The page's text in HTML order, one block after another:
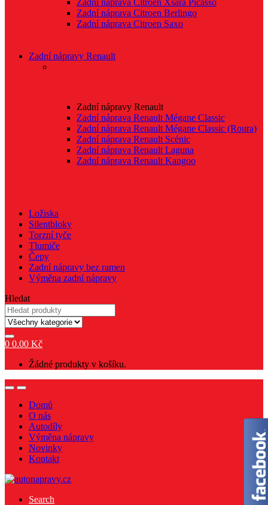
Zadní náprava Citroen Xsara Picasso
Zadní náprava Citroen Berlingo
Zadní náprava Citroen Saxo
Zadní nápravy Renault
Zadní nápravy Renault
Zadní náprava Renault Mégane Classic
Zadní náprava Renault Mégane Classic (Roura)
Zadní náprava Renault Scénic
Zadní náprava Renault Laguna
Zadní náprava Renault Kangoo
Ložiska
Silentbloky
Torzní tyče
Tlumiče
Čepy
Zadní nápravy bez ramen
Výměna zadní nápravy
Hledat
0 0.00 Kč
Žádné produkty v košíku.
Domů
O nás
Autodíly
Výměna nápravy
Novinky
Kontakt
Search